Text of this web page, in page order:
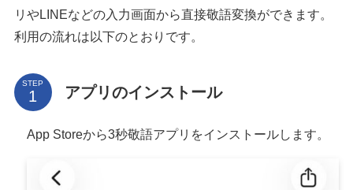
リやLINEなどの入力画面から直接敬語変換ができます。
利用の流れは以下のとおりです。
STEP アプリのインストール
App Storeから3秒敬語アプリをインストールします。